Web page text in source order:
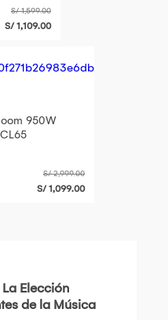
S/ 1,599.00
S/ 1,109.00
950W
S/ 2,999.00
S/ 1,099.00
Elección
de la Música